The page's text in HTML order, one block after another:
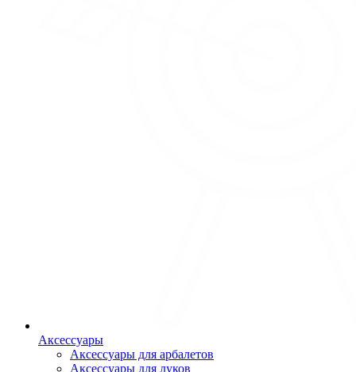
Аксессуары
Аксессуары для арбалетов
Аксессуары для луков